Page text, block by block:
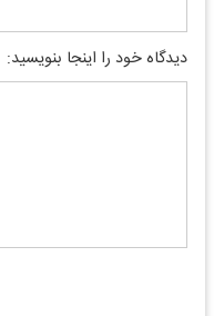
دیدگاه خود را اینجا بنویسید: